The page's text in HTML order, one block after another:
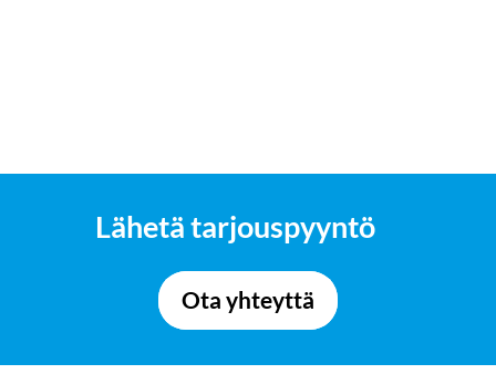
Lähetä tarjouspyyntö
Ota yhteyttä